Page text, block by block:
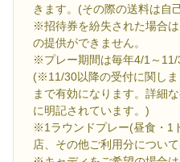
きます。(その際の送料は自
※招待券を紛失された場合
の提供ができません。
※プレー期間は毎年4/1～11/
(※11/30以降の受付に関し
まで有効になります。詳細
に明記されています。)
※1ラウンドプレー(昼食・1
店、その他ご利用分につい